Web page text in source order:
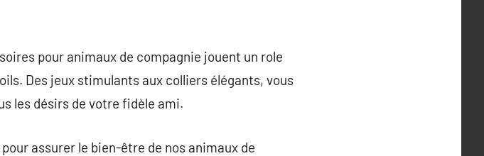
pour animaux de compagnie jouent un role
Des jeux stimulants aux colliers élégants, vous
les désirs de votre fidèle ami.
assurer le bien-être de nos animaux de